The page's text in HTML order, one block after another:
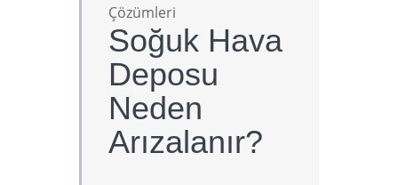
Çözümleri
Soğuk Hava
Deposu
Neden
Arızalanır?